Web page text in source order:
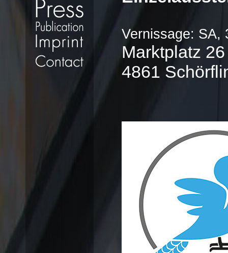
Vernissage: SA,
Marktplatz 26
4861